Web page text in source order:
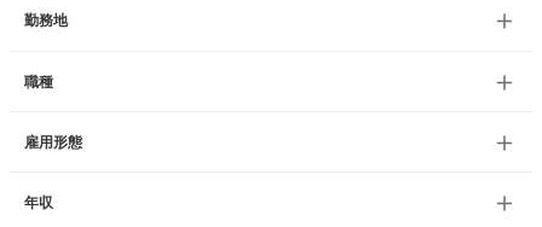
勤務地
職種
雇用形態
年収